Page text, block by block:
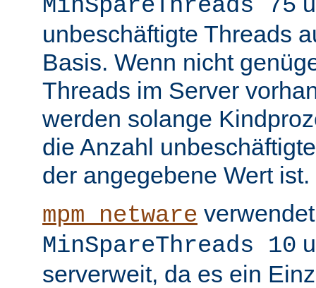
MinSpareThreads 75
unbeschäftigte Threads
Basis. Wenn nicht
Threads im Server
werden solange
die Anzahl
der angegebene Wert ist.
mpm_netware
MinSpareThreads 10
serverweit, da es ein